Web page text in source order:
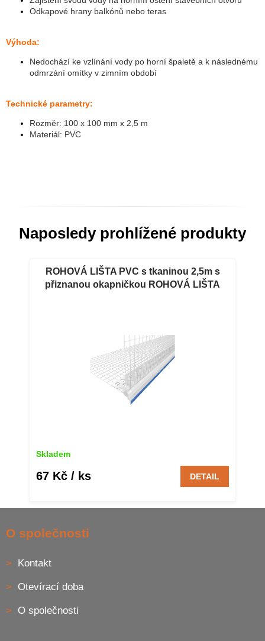
Odkapové hrany balkónů nebo teras
Výhoda:
Nedochází ke vzlínání vody po horní špaletě a k následnému
odmrzání omítky v zimním období
Technické parametry:
Rozměr: 100 x 100 mm x 2,5 m
Materiál: PVC
Naposledy prohlížené produkty
ROHOVÁ LIŠTA PVC s tkaninou 2,5m s
přiznanou okapničkou ROHOVÁ LIŠTA
Skladem
67 Kč / ks DETAIL
O společnosti
Kontakt
Otevírací doba
O společnosti